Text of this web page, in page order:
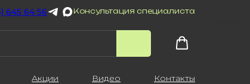
645 64 56 Консультация специалиста
Акции Видео Контакты